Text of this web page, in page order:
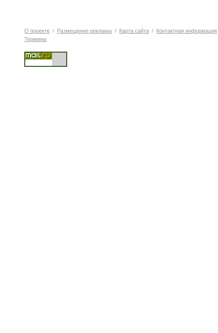
О проекте / Размещение рекламы / Карта сайта / Контактная информация
Термины